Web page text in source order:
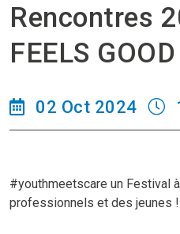
Rencontres
FEELS GOOD
02 Oct 2024
#youthmeetscare un Festival
professionnels et des jeunes !